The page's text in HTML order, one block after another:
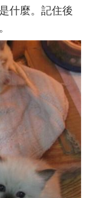
什麼。記住後